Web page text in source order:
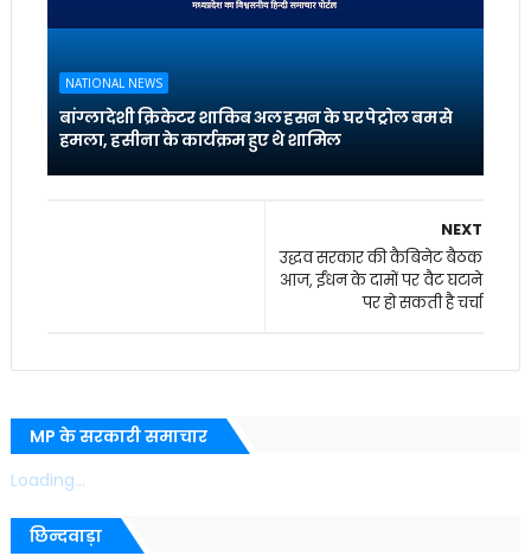
NATIONAL NEWS
बांग्लादेशी क्रिकेटर शाकिब अल हसन के घर पेट्रोल बम से
हमला, हसीना के कार्यक्रम हुए थे शामिल
NEXT
उद्धव सरकार की कैबिनेट बैठक
आज, ईंधन के दामों पर वैट घटाने
पर हो सकती है चर्चा
MP के सरकारी समाचार
Loading...
छिन्दवाड़ा